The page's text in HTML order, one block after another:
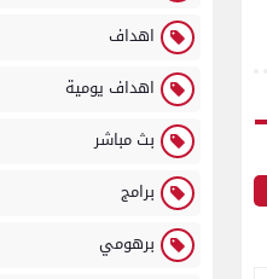
اهداف
اهداف يومية
بث مباشر
برامج
برهومي